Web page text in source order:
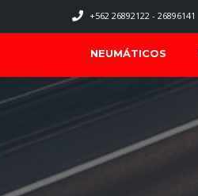
+562 26892122 - 26896141
NEUMÁTICOS